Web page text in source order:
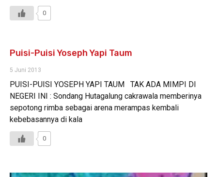
0
Puisi-Puisi Yoseph Yapi Taum
5 Juni 2013
PUISI-PUISI YOSEPH YAPI TAUM TAK ADA MIMPI DI
NEGERI INI : Sondang Hutagalung cakrawala memberinya
sepotong rimba sebagai arena merampas kembali
kebebasannya di kala
0